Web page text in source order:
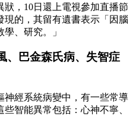
，10日還上電視參加直播節
現的，其留有遺書表示「因腦
、研究。」
、巴金森氏病、失智症
神經系統病變中，有一些常導
智能異常包括：心神不寧、